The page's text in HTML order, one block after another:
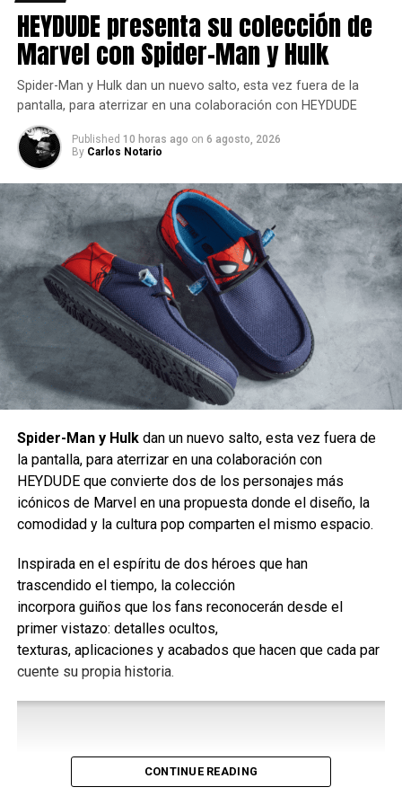
Aquí puedes ver el primer tráiler deBumblebee, el poster
oficial de la película y una pequeña galería.
Enel año de 1987,
Bumblebee encuentra
refugio en un
deshuesadero de un
pequeño pueblo de
California. Charlie (Hailee
Steinfeld), está a punto de
cumplir 18 años. Mientras
en el mundo, descubre a
Bumblebee, lleno de
HEYDUDE presenta su colección de
Marvel con Spider-Man y Hulk
Spider-Man y Hulk dan un nuevo salto, esta vez fuera de la
pantalla, para aterrizar en una colaboración con HEYDUDE
Published 10 horas ago on 6 agosto, 2026
By Carlos Notario
Spider-Man y Hulkdan un nuevo salto, esta vez fuera de
la pantalla, para aterrizar en una colaboración con
HEYDUDE que convierte dos de los personajes más
icónicos de Marvel en una propuesta donde el diseño, la
comodidad y la cultura pop comparten el mismo espacio.
Inspirada en el espíritu de dos héroes que han
trascendido el tiempo, la colección
incorpora guiños que los fans reconocerán desde el
primer vistazo: detalles ocultos,
texturas, aplicaciones y acabados que hacen que cada par
cuente su propia historia.
CONTINUE READING